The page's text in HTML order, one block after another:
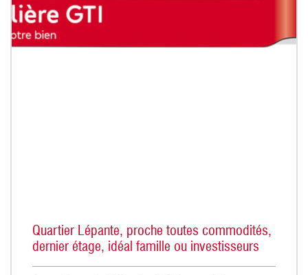
Quartier Lépante, proche toutes commodités,
dernier étage, idéal famille ou investisseurs